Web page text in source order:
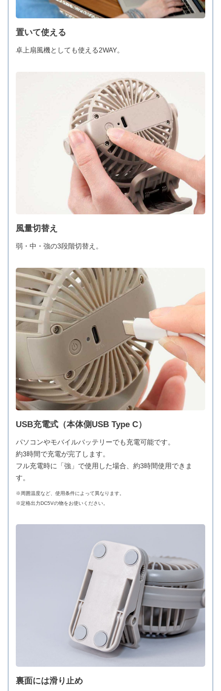
置いて使える
卓上扇風機としても使える2WAY。
風量切替え
弱・中・強の3段階切替え。
USB充電式（本体側USB Type C）
パソコンやモバイルバッテリーでも充電可能です。
約3時間で充電が完了します。
フル充電時に「強」で使用した場合、約3時間使用できま
す。
※周囲温度など、使用条件によって異なります。
※定格出力DC5Vの物をお使いください。
裏面には滑り止め